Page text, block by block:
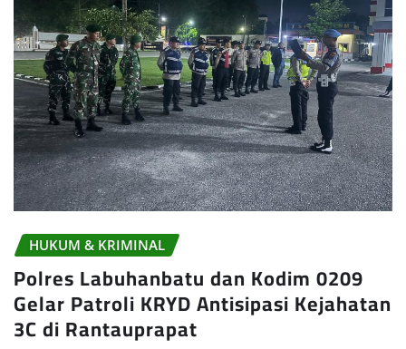
HUKUM & KRIMINAL
Polres Labuhanbatu dan Kodim 0209
Gelar Patroli KRYD Antisipasi Kejahatan
3C di Rantauprapat